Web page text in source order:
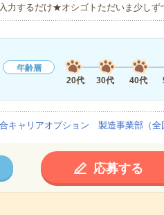
力するだけ★オシゴトただいま少し
年齢層
20代
30代 40代
キャリアオプション 製造事業部（全
応募する